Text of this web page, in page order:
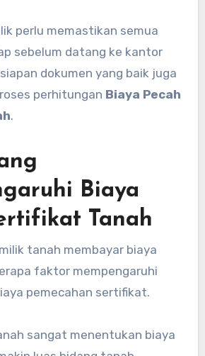
perlu memastikan semua
sebelum datang ke kantor
dokumen yang baik juga
perhitungan Biaya Pecah
.
Biaya
Tanah
tanah membayar biaya
faktor mempengaruhi
pemecahan sertifikat.
sangat menentukan biaya